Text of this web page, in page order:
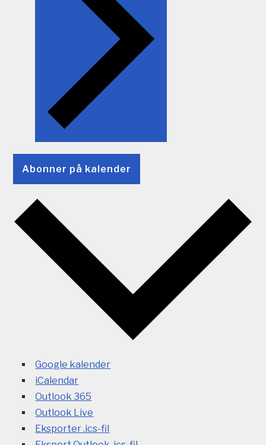
Abonner på kalender
Google kalender
iCalendar
Outlook 365
Outlook Live
Eksporter .ics-fil